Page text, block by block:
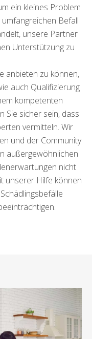
ein kleines Problem
Befall
unsere Partner
Unterstützung zu
anbieten zu können,
auch Qualifizierung
kompetenten
Sie sicher sein, dass
vermitteln. Wir
und der Community
außergewöhnlichen
nicht
unserer Hilfe können